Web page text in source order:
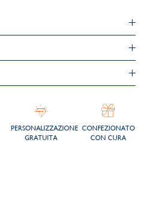
PERSONALIZZAZIONE
GRATUITA
CONFEZIONATO
CON CURA